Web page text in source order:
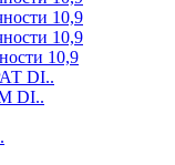
10,9
10,9
10,9
DI..
DI..